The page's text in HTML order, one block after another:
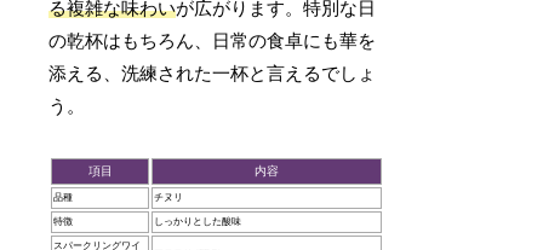
る複雑な味わいが広がります。特別な日
の乾杯はもちろん、日常の食卓にも華を
添える、洗練された一杯と言えるでしょ
う。
項目 内容
品種 チヌリ
特徴 しっかりとした酸味
スパークリングワイ